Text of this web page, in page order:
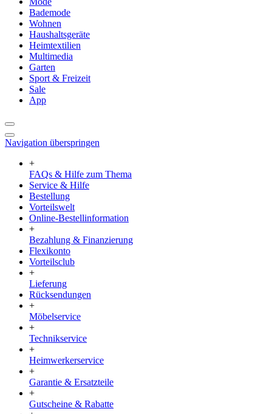
Bademode
Wohnen
Haushaltsgeräte
Heimtextilien
Multimedia
Garten
Sport & Freizeit
Sale
App
Navigation überspringen
+
FAQs & Hilfe zum Thema
Service & Hilfe
Bestellung
Vorteilswelt
Online-Bestellinformation
+
Bezahlung & Finanzierung
Flexikonto
Vorteilsclub
+
Lieferung
Rücksendungen
+
Möbelservice
+
Technikservice
+
Heimwerkerservice
+
Garantie & Ersatzteile
+
Gutscheine & Rabatte